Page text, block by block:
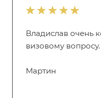
Владислав очень
визовому
Мартин